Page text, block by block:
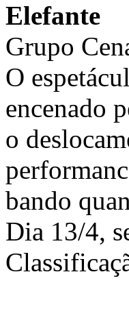
Elefante
Grupo
O
encenado
o
bando
Dia 13/4,